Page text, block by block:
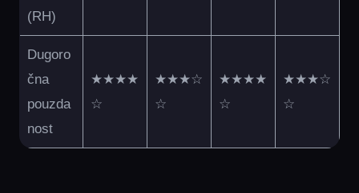
(RH)
Dugoro
čna
pouzda
nost
★★★★
☆
★★★☆
☆
★★★★
☆
★★★☆
☆